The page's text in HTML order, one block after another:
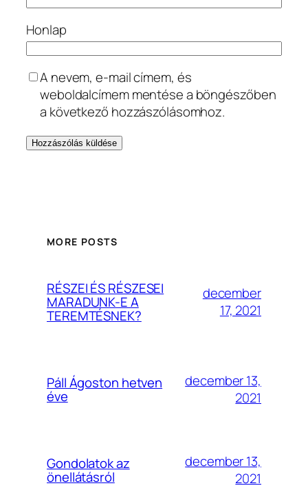
Honlap
A nevem, e-mail címem, és
weboldalcímem mentése a böngészőben
a következő hozzászólásomhoz.
MORE POSTS
RÉSZEI ÉS RÉSZESEI
MARADUNK-E A
TEREMTÉSNEK?
december
17, 2021
Páll Ágoston hetven
éve
december 13,
2021
Gondolatok az
önellátásról
december 13,
2021